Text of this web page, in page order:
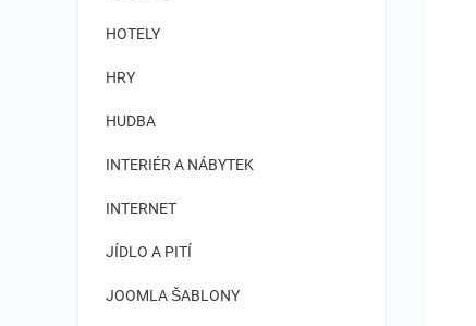
HOTELY
HRY
HUDBA
INTERIÉR A NÁBYTEK
INTERNET
JÍDLO A PITÍ
JOOMLA ŠABLONY